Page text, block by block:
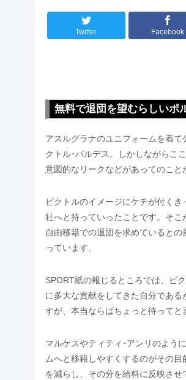
Twitter Facebook
無料で退団を望むらしいポ
アスルグラナのユニフォームを着
クトル･バルデス。しかしながらこ
意図的なリークなどがあってのこと
ビクトルのイメージにケチが付く
社へと持っていったことです。そ
自由移籍での退団を求めていると
っています。
SPORT紙の報じるところでは、ビ
に多大な貢献をしてきた自分であ
すが、本当ならばちょっと待ってと
マルケスやティティ･アンリのよう
ムへと移籍しやすくするのがその
を減らし、その分を給料に反映さ